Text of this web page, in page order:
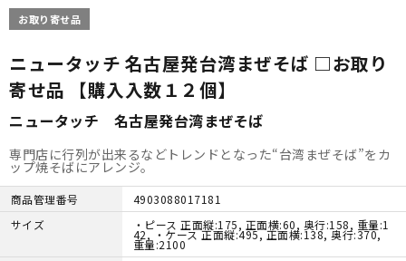
お取り寄せ品
ニュータッチ 名古屋発台湾まぜそば □お取り
寄せ品 【購入入数１２個】
ニュータッチ 名古屋発台湾まぜそば
専門店に行列が出来るなどトレンドとなった“台湾まぜそば”をカ
ップ焼そばにアレンジ。
商品管理番号
4903088017181
サイズ
・ピース 正面縦:175, 正面横:60, 奥行:158, 重量:1
42, ・ケース 正面縦:495, 正面横:138, 奥行:370,
重量:2100